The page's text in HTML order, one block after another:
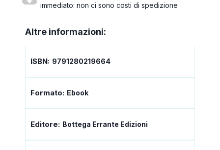
immediato: non ci sono costi di spedizione
Altre informazioni:
ISBN: 9791280219664
Formato: Ebook
Editore: Bottega Errante Edizioni